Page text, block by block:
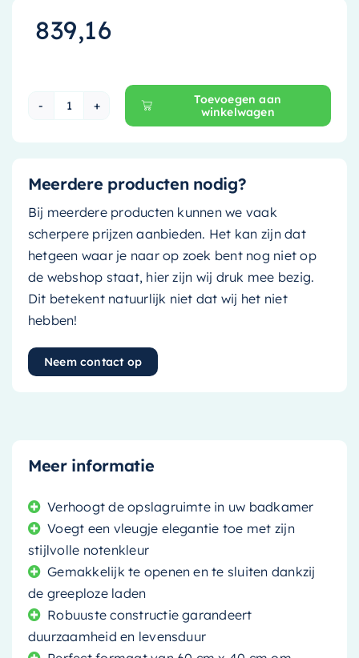
839,16
Ink Wastafelonderkast - 60 cm x 40 cm -
Toevoegen aan
winkelwagen
Meerdere producten nodig?
Bij meerdere producten kunnen we vaak
scherpere prijzen aanbieden. Het kan zijn dat
hetgeen waar je naar op zoek bent nog niet op
de webshop staat, hier zijn wij druk mee bezig.
Dit betekent natuurlijk niet dat wij het niet
hebben!
Neem contact op
Meer informatie
Verhoogt de opslagruimte in uw badkamer
Voegt een vleugje elegantie toe met zijn
stijlvolle notenkleur
Gemakkelijk te openen en te sluiten dankzij
de greeploze laden
Robuuste constructie garandeert
duurzaamheid en levensduur